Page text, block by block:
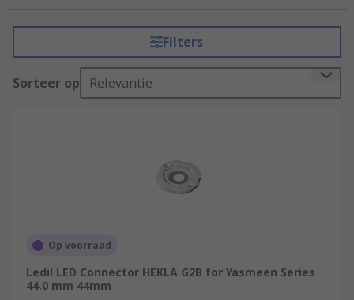
Filters
Sorteer op Relevantie
Op voorraad
Ledil LED Connector HEKLA G2B for Yasmeen Series
44.0 mm 44mm